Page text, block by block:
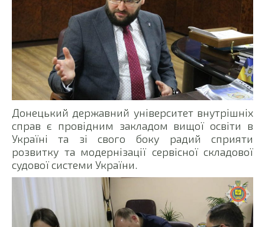
Донецький державний університет внутрішніх
справ є провідним закладом вищої освіти в
Україні та зі свого боку радий сприяти
розвитку та модернізації сервісної складової
судової системи України.